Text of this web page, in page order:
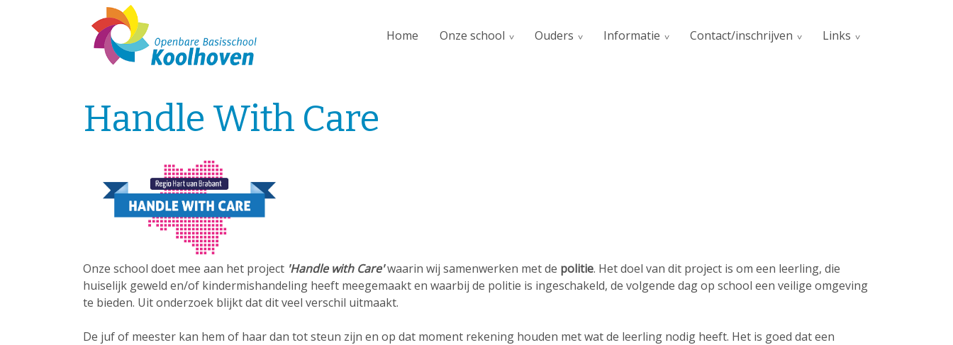
Home Onze school Ouders Informatie Contact/inschrijven Links
Handle With Care
Onze school doet mee aan het project 'Handle with Care'waarin wij samenwerken met de politie. Het doel van dit project is om een leerling, die
huiselijk geweld en/of kindermishandeling heeft meegemaakt en waarbij de politie is ingeschakeld, de volgende dag op school een veilige omgeving
te bieden. Uit onderzoek blijkt dat dit veel verschil uitmaakt.
De juf of meester kan hem of haar dan tot steun zijn en op dat moment rekening houden met wat de leerling nodig heeft. Het is goed dat een